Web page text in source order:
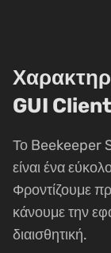
GUI
Το Beekeeper
είναι ένα
Φροντίζουμε
κάνουμε την
διαισθητική.